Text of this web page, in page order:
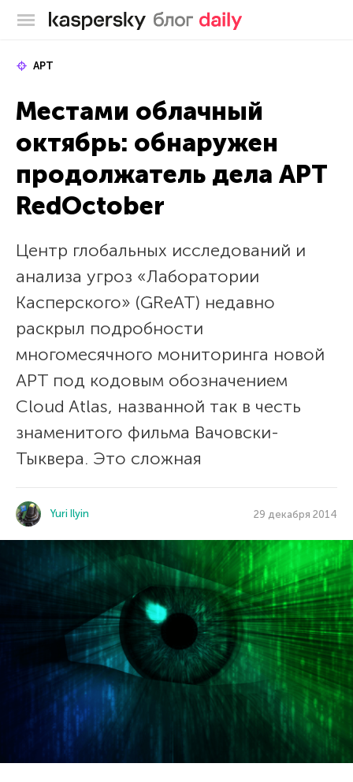
Блог Касперского
APT
Местами облачный
октябрь: обнаружен
продолжатель дела APT
RedOctober
Центр глобальных исследований и
анализа угроз «Лаборатории
Касперского» (GReAT) недавно
раскрыл подробности
многомесячного мониторинга новой
APT под кодовым обозначением
Cloud Atlas, названной так в честь
знаменитого фильма Вачовски-
Тыквера. Это сложная
Yuri Ilyin 29 декабря 2014